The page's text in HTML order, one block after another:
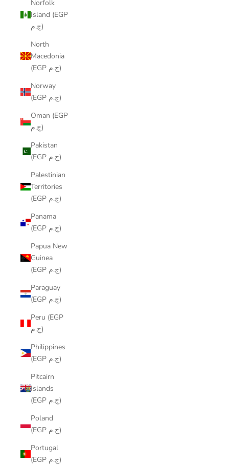
Norfolk
Island (EGP
ج.م)
North
Macedonia
(EGP ج.م)
Norway
(EGP ج.م)
Oman (EGP
ج.م)
Pakistan
(EGP ج.م)
Palestinian
Territories
(EGP ج.م)
Panama
(EGP ج.م)
Papua New
Guinea
(EGP ج.م)
Paraguay
(EGP ج.م)
Peru (EGP
ج.م)
Philippines
(EGP ج.م)
Pitcairn
Islands
(EGP ج.م)
Poland
(EGP ج.م)
Portugal
(EGP ج.م)